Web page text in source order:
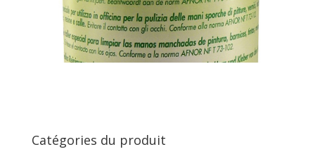
Catégories du produit